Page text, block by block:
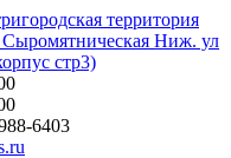
территория
Ниж. ул
стр3)
6403